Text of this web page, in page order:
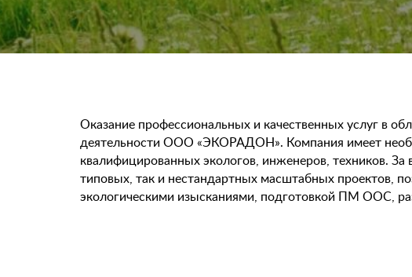
Оказание профессиональных и качественных услуг в
деятельности ООО «ЭКОРАДОН». Компания имеет
квалифицированных экологов, инженеров, техников.
типовых, так и нестандартных масштабных проектов,
экологическими изысканиями, подготовкой ПМ ООС,